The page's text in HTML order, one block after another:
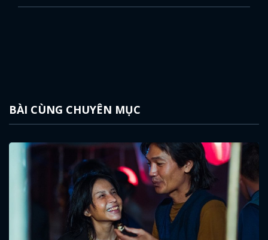
BÀI CÙNG CHUYÊN MỤC